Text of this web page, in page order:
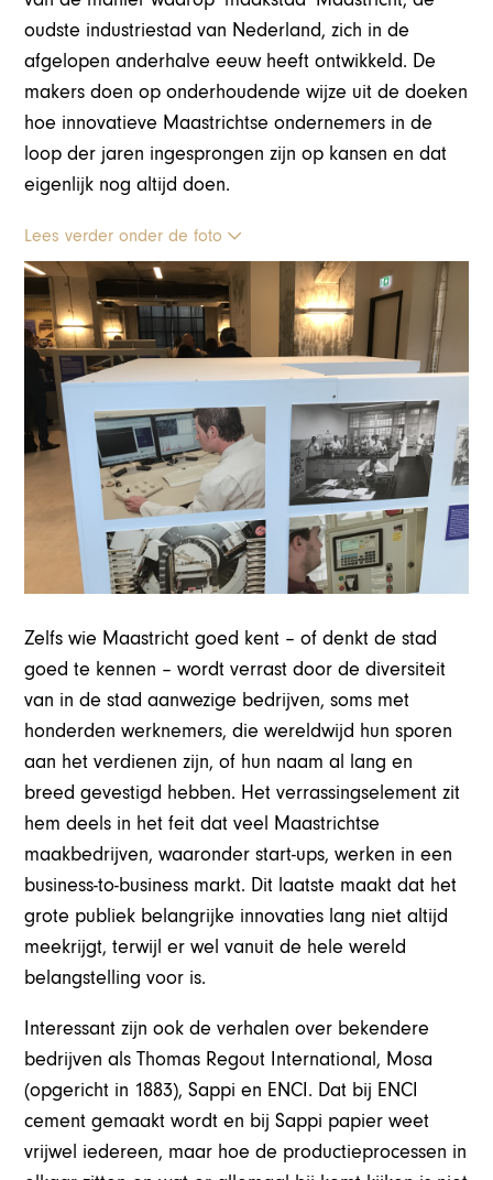
oudste industriestad van Nederland, zich in de
afgelopen anderhalve eeuw heeft ontwikkeld. De
makers doen op onderhoudende wijze uit de doeken
hoe innovatieve Maastrichtse ondernemers in de
loop der jaren ingesprongen zijn op kansen en dat
eigenlijk nog altijd doen.
Lees verder onder de foto
Zelfs wie Maastricht goed kent – of denkt de stad
goed te kennen – wordt verrast door de diversiteit
van in de stad aanwezige bedrijven, soms met
honderden werknemers, die wereldwijd hun sporen
aan het verdienen zijn, of hun naam al lang en
breed gevestigd hebben. Het verrassingselement zit
hem deels in het feit dat veel Maastrichtse
maakbedrijven, waaronder start-ups, werken in een
business-to-business markt. Dit laatste maakt dat het
grote publiek belangrijke innovaties lang niet altijd
meekrijgt, terwijl er wel vanuit de hele wereld
belangstelling voor is.
Interessant zijn ook de verhalen over bekendere
bedrijven als Thomas Regout International, Mosa
(opgericht in 1883), Sappi en ENCI. Dat bij ENCI
cement gemaakt wordt en bij Sappi papier weet
vrijwel iedereen, maar hoe de productieprocessen in